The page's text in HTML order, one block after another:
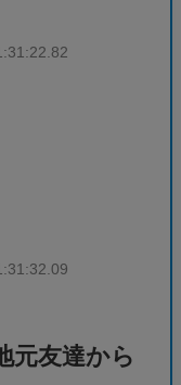
元友達から